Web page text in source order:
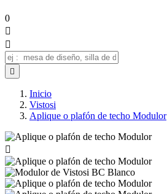
0



Inicio
Vistosi
Aplique o plafón de techo Modulor
